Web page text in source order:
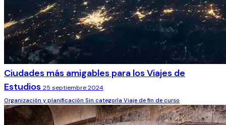
Ciudades más amigables para los Viajes de
Estudios 25 septiembre 2024
Organización y planificación Sin categoría Viaje de fin de curso